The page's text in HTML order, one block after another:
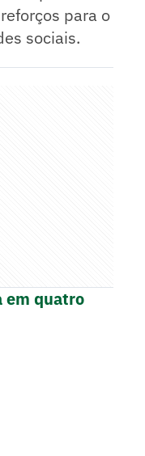
para o
sociais.
em quatro